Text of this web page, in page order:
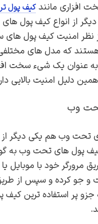
افزاری مانندکیف پول
از انواع کیف پول های
نظر امنیت کیف پول های
که مدل های
عنوان یک شیء سخت
دلیل امنیت بالایی
وب
تحت وب هم یکی دیگر از
پول های تحت وب به
مرورگر خود با موبایل
و جو کرده و سپس از
پر استفاده ترین کیف